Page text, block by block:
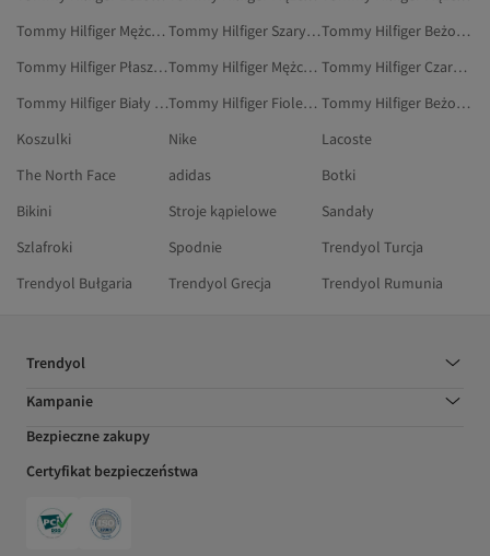
Tommy Hilfiger Mężczyźni Odzież Plażowa
Tommy Hilfiger Szary Marynarki I Kamizelki
Tommy Hilfiger Beżowy Outdoor
Tommy Hilfiger Płaszcze I Kurtki
Tommy Hilfiger Mężczyźni Kapcie
Tommy Hilfiger Czarny Kamizelki Z Dzianiny
Tommy Hilfiger Biały Kamizelki
Tommy Hilfiger Fioletowy Odzież
Tommy Hilfiger Beżowy Kamizelki
Koszulki
Nike
Lacoste
The North Face
adidas
Botki
Bikini
Stroje kąpielowe
Sandały
Szlafroki
Spodnie
Trendyol Turcja
Trendyol Bułgaria
Trendyol Grecja Trendyol Rumunia
Trendyol
Kampanie
Bezpieczne zakupy
Certyfikat bezpieczeństwa